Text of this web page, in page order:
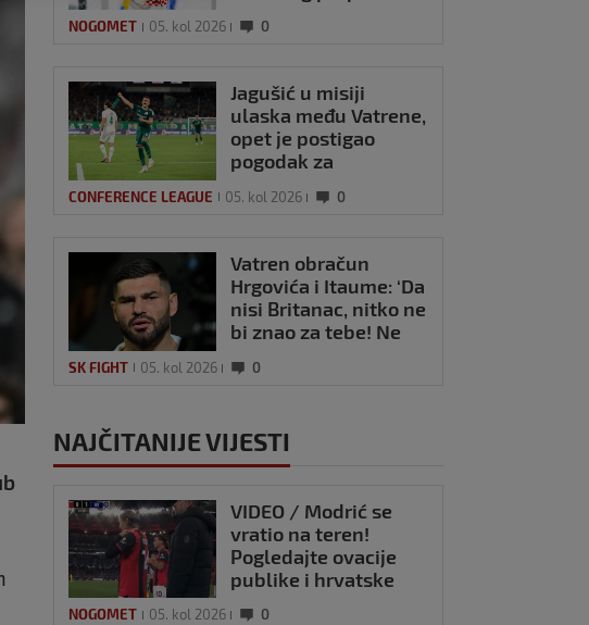
NOGOMET 05. kol 2026 0
Jagušić u misiji
ulaska među Vatrene,
opet je postigao
pogodak za
CONFERENCE LEAGUE 05. kol 2026 0
Vatren obračun
Hrgovića i Itaume: ‘Da
nisi Britanac, nitko ne
bi znao za tebe! Ne
respekt’
SK FIGHT 05. kol 2026 0
NAJČITANIJE VIJESTI
VIDEO / Modrić se
vratio na teren!
Pogledajte ovacije
publike i hrvatske
NOGOMET 05. kol 2026 0